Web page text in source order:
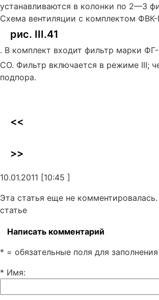
устанавливаются в колонки по 2—3
Схема вентиляции с комплектом
рис. III.41
. В комплект входит фильтр марки
СО. Фильтр включается в режиме III;
подпора.
<<
>>
10.01.2011 [10:45 ]
Эта статья еще не
статье
Написать комментарий
* = обязательные поля для заполнения
* Имя: